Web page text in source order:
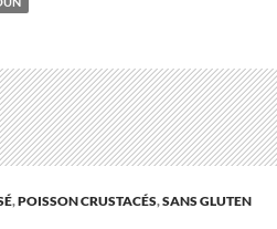
,POISSON CRUSTACÉS,SANS GLUTEN